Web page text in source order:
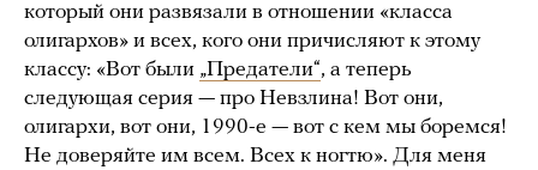
который они развязали в отношении «класса
олигархов» и всех, кого они причисляют к этому
классу: «Вот были „Предатели“, а теперь
следующая серия — про Невзлина! Вот они,
олигархи, вот они, 1990-е — вот с кем мы боремся!
Не доверяйте им всем. Всех к ногтю». Для меня